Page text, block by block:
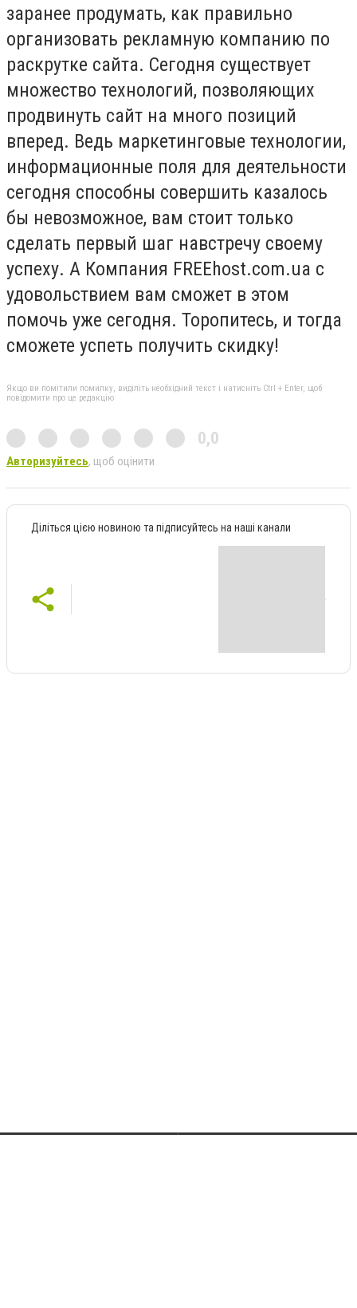
заранее продумать, как правильно
организовать рекламную компанию по
раскрутке сайта. Сегодня существует
множество технологий, позволяющих
продвинуть сайт на много позиций
вперед. Ведь маркетинговые технологии,
информационные поля для деятельности
сегодня способны совершить казалось
бы невозможное, вам стоит только
сделать первый шаг навстречу своему
успеху. А Компания FREEhost.com.ua с
удовольствием вам сможет в этом
помочь уже сегодня. Торопитесь, и тогда
сможете успеть получить скидку!
Якщо ви помітили помилку, виділіть необхідний текст і натисніть Ctrl + Enter, щоб
повідомити про це редакцію
0,0
Авторизуйтесь, щоб оцінити
Діліться цією новиною та підписуйтесь на наші канали